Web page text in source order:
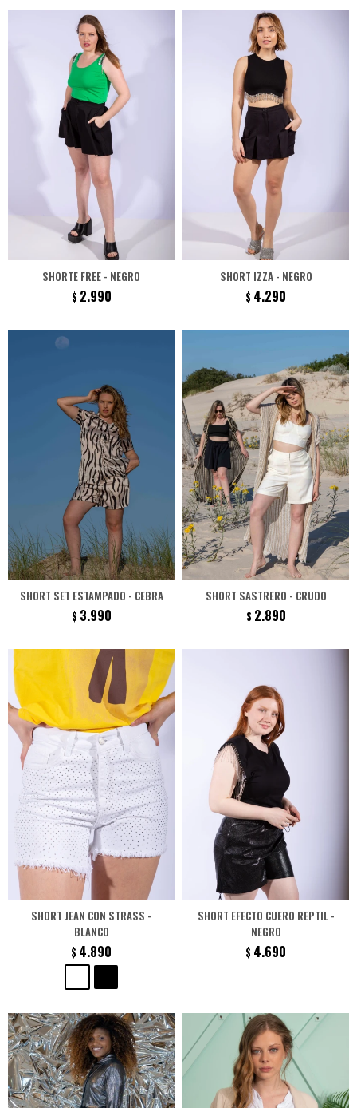
SHORTE FREE - NEGRO
$ 2.990
SHORT IZZA - NEGRO
$ 4.290
SHORT SET ESTAMPADO - CEBRA
$ 3.990
SHORT SASTRERO - CRUDO
$ 2.890
SHORT JEAN CON STRASS -
BLANCO
$ 4.890
SHORT EFECTO CUERO REPTIL -
NEGRO
$ 4.690